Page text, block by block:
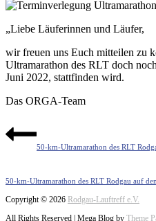
„Liebe Läuferinnen und Läufer,
wir freuen uns Euch mitteilen zu
Ultramarathon des RLT doch
Juni 2022, stattfinden wird.
Das ORGA-Team
Beitragsnavigation
50-km-Ultramarathon des RLT
50-km-Ultramarathon des RLT Rodgau auf
Copyright © 2026 Rodgau-Lauftreff e.V.
All Rights Reserved | Mega Blog by Theme